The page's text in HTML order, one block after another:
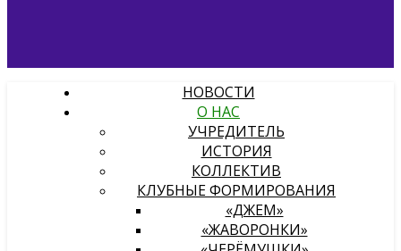
НОВОСТИ
О НАС
УЧРЕДИТЕЛЬ
ИСТОРИЯ
КОЛЛЕКТИВ
КЛУБНЫЕ ФОРМИРОВАНИЯ
«ДЖЕМ»
«ЖАВОРОНКИ»